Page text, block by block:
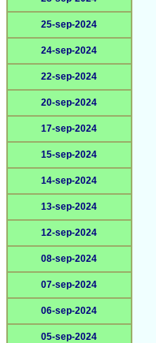
25-sep-2024
24-sep-2024
22-sep-2024
20-sep-2024
17-sep-2024
15-sep-2024
14-sep-2024
13-sep-2024
12-sep-2024
08-sep-2024
07-sep-2024
06-sep-2024
05-sep-2024